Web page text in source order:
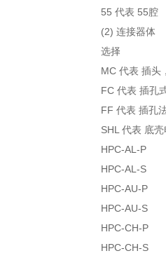
55 代表 55腔
(2) 连接器体
选择
MC 代表 插头
FC 代表 插孔
FF 代表 插孔
SHL 代表 底
HPC-AL-P
HPC-AL-S
HPC-AU-P
HPC-AU-S
HPC-CH-P
HPC-CH-S